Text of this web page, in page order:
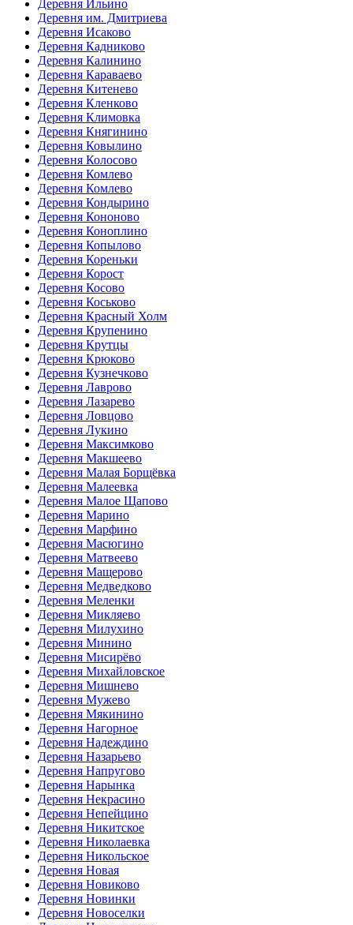
Деревня Ильино
Деревня им. Дмитриева
Деревня Исаково
Деревня Кадниково
Деревня Калинино
Деревня Караваево
Деревня Китенево
Деревня Кленково
Деревня Климовка
Деревня Княгинино
Деревня Ковылино
Деревня Колосово
Деревня Комлево
Деревня Комлево
Деревня Кондырино
Деревня Кононово
Деревня Коноплино
Деревня Копылово
Деревня Кореньки
Деревня Корост
Деревня Косово
Деревня Коськово
Деревня Красный Холм
Деревня Крупенино
Деревня Крутцы
Деревня Крюково
Деревня Кузнечково
Деревня Лаврово
Деревня Лазарево
Деревня Ловцово
Деревня Лукино
Деревня Максимково
Деревня Макшеево
Деревня Малая Борщёвка
Деревня Малеевка
Деревня Малое Щапово
Деревня Марино
Деревня Марфино
Деревня Масюгино
Деревня Матвеево
Деревня Мащерово
Деревня Медведково
Деревня Меленки
Деревня Микляево
Деревня Милухино
Деревня Минино
Деревня Мисирёво
Деревня Михайловское
Деревня Мишнево
Деревня Мужево
Деревня Мякинино
Деревня Нагорное
Деревня Надеждино
Деревня Назарьево
Деревня Напругово
Деревня Нарынка
Деревня Некрасино
Деревня Непейцино
Деревня Никитское
Деревня Николаевка
Деревня Никольское
Деревня Новая
Деревня Новиково
Деревня Новинки
Деревня Новоселки